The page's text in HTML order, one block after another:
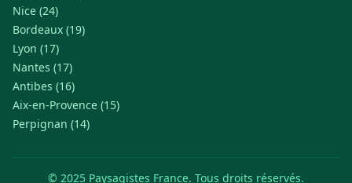
Nice (24)
Bordeaux (19)
Lyon (17)
Nantes (17)
Antibes (16)
Aix-en-Provence (15)
Perpignan (14)
© 2025 Paysagistes France. Tous droits réservés.